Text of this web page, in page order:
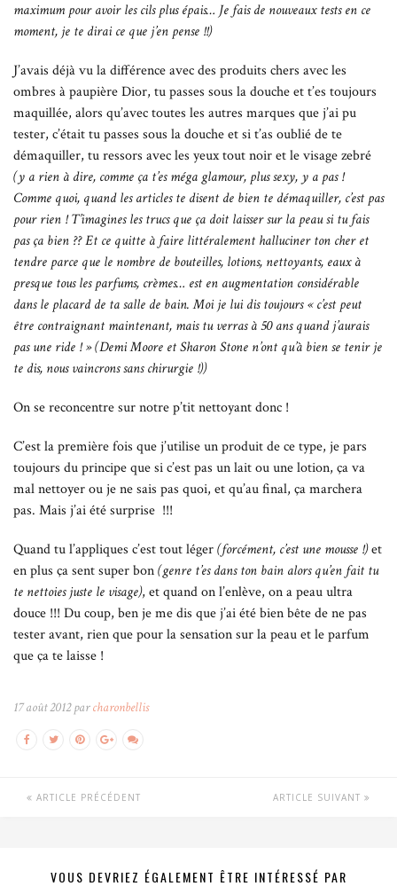
maximum pour avoir les cils plus épais… Je fais de nouveaux tests en ce
moment, je te dirai ce que j’en pense !!)
J’avais déjà vu la différence avec des produits chers avec les
ombres à paupière Dior, tu passes sous la douche et t’es toujours
maquillée, alors qu’avec toutes les autres marques que j’ai pu
tester, c’était tu passes sous la douche et si t’as oublié de te
démaquiller, tu ressors avec les yeux tout noir et le visage zebré
(y a rien à dire, comme ça t’es méga glamour, plus sexy, y a pas !
Comme quoi, quand les articles te disent de bien te démaquiller, c’est pas
pour rien ! T’imagines les trucs que ça doit laisser sur la peau si tu fais
pas ça bien ?? Et ce quitte à faire littéralement halluciner ton cher et
tendre parce que le nombre de bouteilles, lotions, nettoyants, eaux à
presque tous les parfums, crèmes… est en augmentation considérable
dans le placard de ta salle de bain. Moi je lui dis toujours « c’est peut
être contraignant maintenant, mais tu verras à 50 ans quand j’aurais
pas une ride ! » (Demi Moore et Sharon Stone n’ont qu’à bien se tenir je
te dis, nous vaincrons sans chirurgie !))
On se reconcentre sur notre p’tit nettoyant donc !
C’est la première fois que j’utilise un produit de ce type, je pars
toujours du principe que si c’est pas un lait ou une lotion, ça va
mal nettoyer ou je ne sais pas quoi, et qu’au final, ça marchera
pas. Mais j’ai été surprise !!!
Quand tu l’appliques c’est tout léger(forcément, c’est une mousse !)et
en plus ça sent super bon(genre t’es dans ton bain alors qu’en fait tu
te nettoies juste le visage), et quand on l’enlève, on a peau ultra
douce !!! Du coup, ben je me dis que j’ai été bien bête de ne pas
tester avant, rien que pour la sensation sur la peau et le parfum
que ça te laisse !
17 août 2012 parcharonbellis
ARTICLE PRÉCÉDENT ARTICLE SUIVANT
VOUS DEVRIEZ ÉGALEMENT ÊTRE INTÉRESSÉ PAR